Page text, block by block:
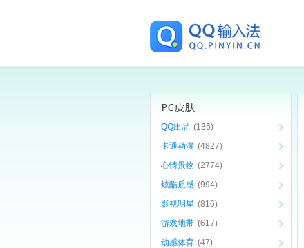
QQ出品 (136)
卡通动漫 (4827)
心情景物 (2774)
炫酷质感 (994)
影视明星 (816)
游戏地带 (617)
动感体育 (47)